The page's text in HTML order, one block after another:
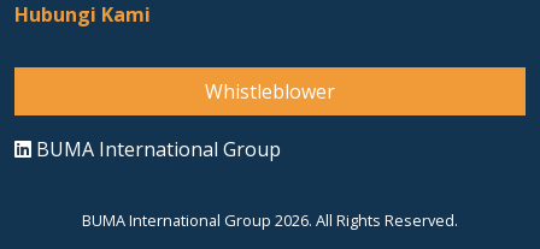
Hubungi Kami
Whistleblower
BUMA International Group
BUMA International Group 2026. All Rights Reserved.